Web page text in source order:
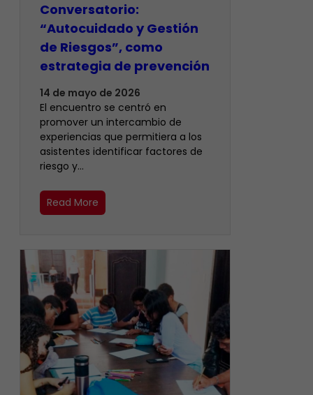
Conversatorio:
“Autocuidado y Gestión
de Riesgos”, como
estrategia de prevención
14 de mayo de 2026
El encuentro se centró en
promover un intercambio de
experiencias que permitiera a los
asistentes identificar factores de
riesgo y…
Read More